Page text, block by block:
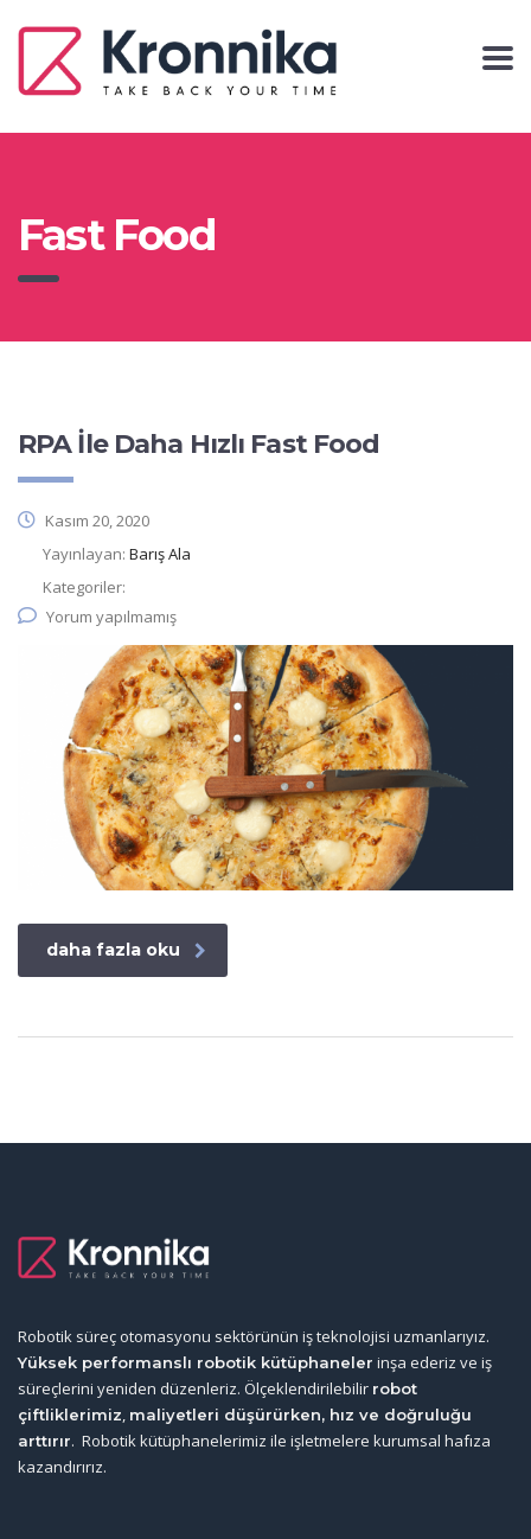
Fast Food
RPA İle Daha Hızlı Fast Food
Kasım 20, 2020
Yayınlayan: Barış Ala
Kategoriler:
Yorum yapılmamış
daha fazla oku
Robotik süreç otomasyonu sektörünün iş teknolojisi uzmanlarıyız.
Yüksek performanslı robotik kütüphaneler inşa ederiz ve iş
süreçlerini yeniden düzenleriz. Ölçeklendirilebilir robot
çiftliklerimiz, maliyetleri düşürürken, hız ve doğruluğu
arttırır. Robotik kütüphanelerimiz ile işletmelere kurumsal hafıza
kazandırırız.